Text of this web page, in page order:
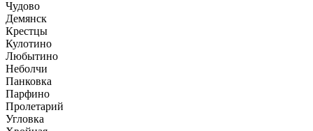
Чудово
Демянск
Крестцы
Кулотино
Любытино
Неболчи
Панковка
Парфино
Пролетарий
Угловка